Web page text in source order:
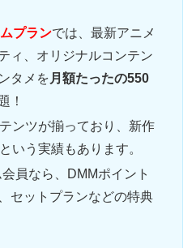
プランでは、最新アニメ
ィ、オリジナルコンテン
タメを 月額たったの550
！
ンツが揃っており、新作
いう実績もあります。
員なら、DMMポイント
セットプランなどの特典